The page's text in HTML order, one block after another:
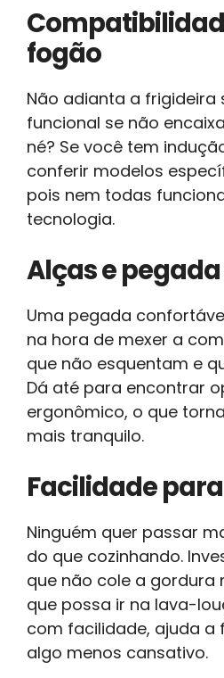
fogão
Não adianta a frigideira
funcional se não
né? Se você tem
conferir modelos
pois nem todas
tecnologia.
Alças e
Uma pegada
na hora de mexer a
que não esquentam e
Dá até para encontrar
ergonômico, o que
mais tranquilo.
Facilidade
Ninguém quer passar
do que cozinhando.
que não cole a gordura
que possa ir na lava-
com facilidade, ajuda a
algo menos cansativo.